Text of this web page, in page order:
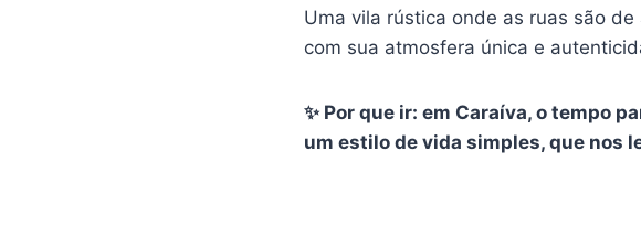
Uma vila rústica onde as ruas são
com sua atmosfera única e
✨ Por que ir: em Caraíva, o tempo
um estilo de vida simples, que nos